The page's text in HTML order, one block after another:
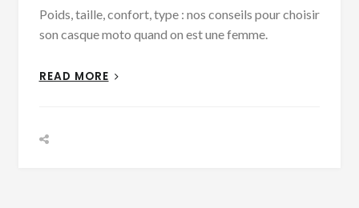
Poids, taille, confort, type : nos conseils pour choisir
son casque moto quand on est une femme.
READ MORE